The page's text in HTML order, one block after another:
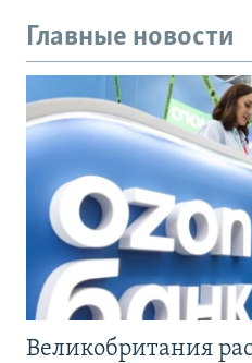
Главные новости
Великобритания